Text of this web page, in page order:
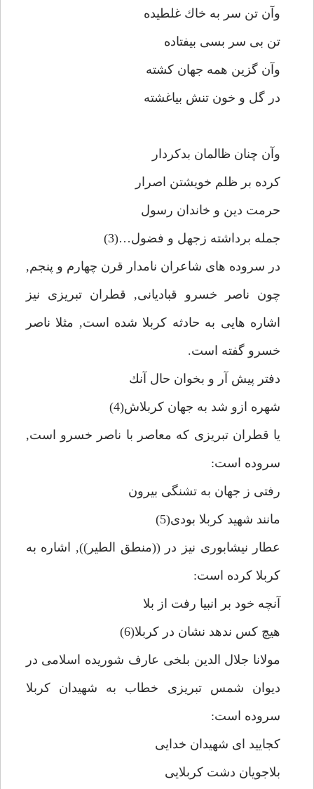
وآن تن سر به خاك غلطيده
تن بى سر بسى بيفتاده
وآن گزين همه جهان كشته
در گل و خون تنش بياغشته
وآن چنان ظالمان بدكردار
كرده بر ظلم خويشتن اصرار
حرمت دين و خاندان رسول
جمله برداشته زجهل و فضول…(3)
در سروده هاى شاعران نامدار قرن چهارم و پنجم,
چون ناصر خسرو قباديانى, قطران تبريزى نيز
اشاره هايى به حادثه كربلا شده است, مثلا ناصر
خسرو گفته است.
دفتر پيش آر و بخوان حال آنك
شهره ازو شد به جهان كربلاش(4)
يا قطران تبريزى كه معاصر با ناصر خسرو است,
سروده است:
رفتى ز جهان به تشنگى بيرون
مانند شهيد كربلا بودى(5)
عطار نيشابورى نيز در ((منطق الطير)), اشاره به
كربلا كرده است:
آنچه خود بر انبيا رفت از بلا
هيچ كس ندهد نشان در كربلا(6)
مولانا جلال الدين بلخى عارف شوريده اسلامى در
ديوان شمس تبريزى خطاب به شهيدان كربلا
سروده است:
كجاييد اى شهيدان خدايى
بلاجويان دشت كربلايى